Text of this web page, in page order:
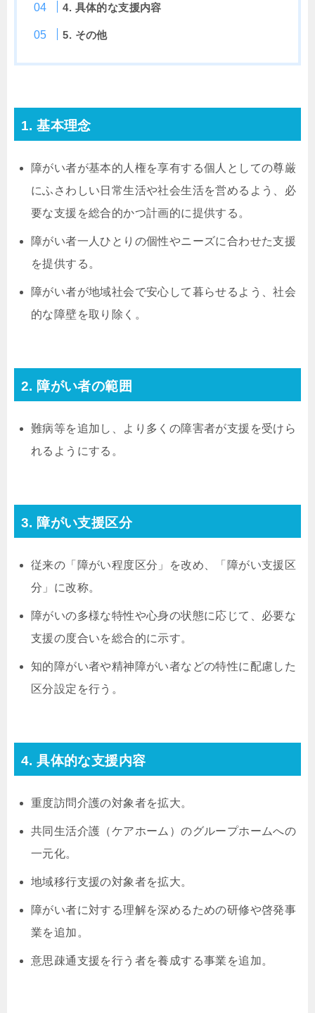
4. 具体的な支援内容
5. その他
1. 基本理念
障がい者が基本的人権を享有する個人としての尊厳
にふさわしい日常生活や社会生活を営めるよう、必
要な支援を総合的かつ計画的に提供する。
障がい者一人ひとりの個性やニーズに合わせた支援
を提供する。
障がい者が地域社会で安心して暮らせるよう、社会
的な障壁を取り除く。
2. 障がい者の範囲
難病等を追加し、より多くの障害者が支援を受けら
れるようにする。
3. 障がい支援区分
従来の「障がい程度区分」を改め、「障がい支援区
分」に改称。
障がいの多様な特性や心身の状態に応じて、必要な
支援の度合いを総合的に示す。
知的障がい者や精神障がい者などの特性に配慮した
区分設定を行う。
4. 具体的な支援内容
重度訪問介護の対象者を拡大。
共同生活介護（ケアホーム）のグループホームへの
一元化。
地域移行支援の対象者を拡大。
障がい者に対する理解を深めるための研修や啓発事
業を追加。
意思疎通支援を行う者を養成する事業を追加。